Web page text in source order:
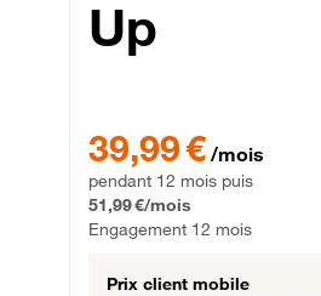
Up
39,99 € /mois
pendant 12 mois puis
51,99 €/mois
Engagement 12 mois
Prix client mobile